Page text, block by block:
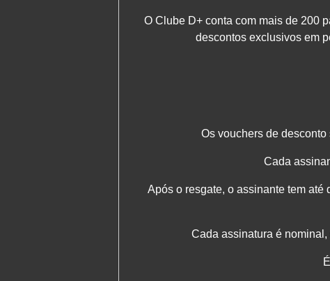
O Clube D+ conta com mais de 200
descontos exclusivos em
Os vouchers de
Cada
Após o resgate, o assinante tem
Cada assinatura é